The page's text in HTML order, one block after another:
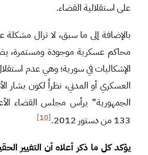
على استقلالية القضاء.
بالإضافة إلى ما سبق، لا تزال مشكلة
محاكم عسكرية موجودة ومستمرة،
الإشكاليات في سورية؛ وهي عدم
العسكري أو المدني، نظراً لكون بشار
الجمهورية” يرأس مجلس القضاء
133 من دستور 2012.
[10]
يؤكد كل ما ذكر أعلاه أن التغيير